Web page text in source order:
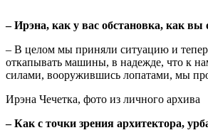
– Ирэна, как у вас обстановка, как вы
– В целом мы приняли ситуацию и
откапывать машины, в надежде, что к
силами, вооружившись лопатами, мы
Ирэна Чечетка, фото из личного архива
– Как с точки зрения архитектора,